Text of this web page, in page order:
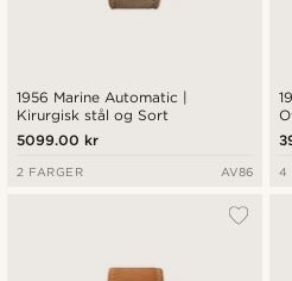
1956 Marine Automatic |
Kirurgisk stål og Sort
5099.00 kr
2 FARGER AV86 4